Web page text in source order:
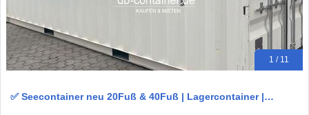
1 / 11
✅ Seecontainer neu 20Fuß & 40Fuß | Lagercontainer |…